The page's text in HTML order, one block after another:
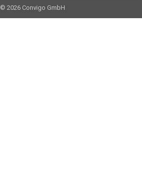
© 2026 Convigo GmbH